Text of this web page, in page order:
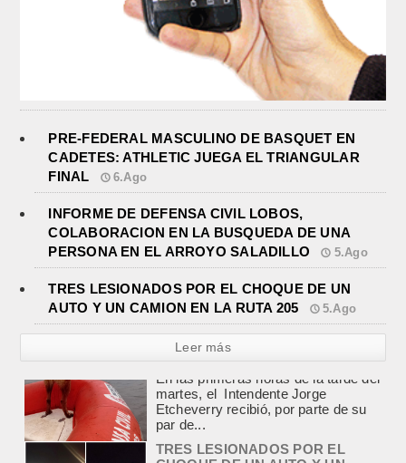
PRE-FEDERAL MASCULINO DE BASQUET EN
CADETES: ATHLETIC JUEGA EL TRIANGULAR
FINAL
6.Ago
INFORME DE DEFENSA CIVIL LOBOS,
COLABORACION EN LA BUSQUEDA DE UNA
PERSONA EN EL ARROYO SALADILLO
5.Ago
TRES LESIONADOS POR EL CHOQUE DE UN
AUTO Y UN CAMION EN LA RUTA 205
5.Ago
Leer más
TRES LESIONADOS POR EL
CHOQUE DE UN AUTO Y UN
CAMION EN LA RUTA 205
agosto 5, 2026